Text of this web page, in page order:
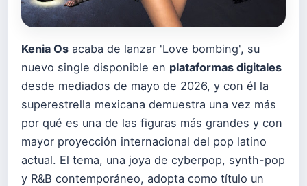
Kenia Os acaba de lanzar 'Love bombing', su
nuevo single disponible en plataformas digitales
desde mediados de mayo de 2026, y con él la
superestrella mexicana demuestra una vez más
por qué es una de las figuras más grandes y con
mayor proyección internacional del pop latino
actual. El tema, una joya de cyberpop, synth-pop
y R&B contemporáneo, adopta como título un